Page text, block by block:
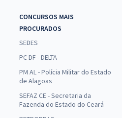
CONCURSOS MAIS
PROCURADOS
SEDES
PC DF - DELTA
PM AL - Polícia Militar do Estado
de Alagoas
SEFAZ CE - Secretaria da
Fazenda do Estado do Ceará